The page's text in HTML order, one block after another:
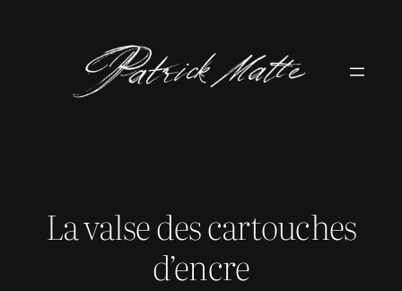
La valse des cartouches
d’encre